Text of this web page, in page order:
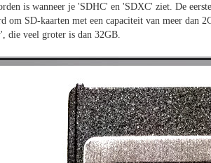
is wanneer je 'SDHC' en 'SDXC' ziet. De
om SD-kaarten met een capaciteit van meer dan
die veel groter is dan 32GB.